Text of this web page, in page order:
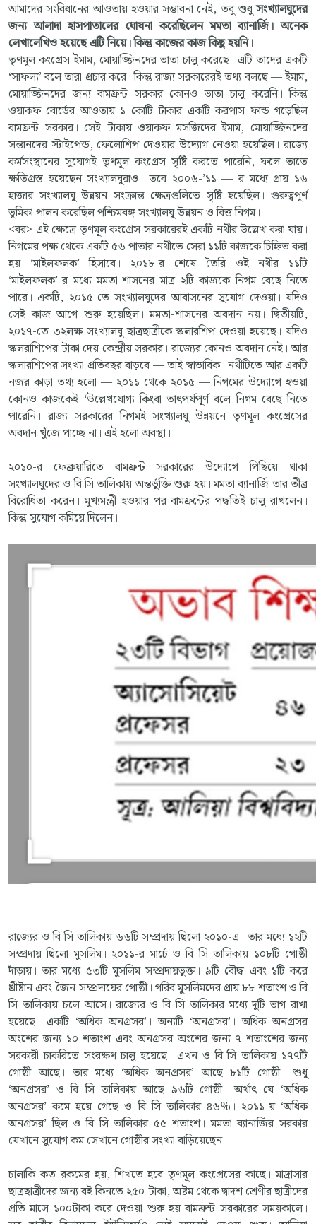
আমাদের সংবিধানের আওতায় হওয়ার সম্ভাবনা নেই, তবু শুধুসংখ্যালঘুদের
জন্য আলাদা হাসপাতালের ঘোষনা করেছিলেন মমতা ব্যানার্জি। অনেক
লেখালেখিও হয়েছে এটি নিয়ে। কিন্তু কাজের কাজ কিছু হয়নি।
তৃণমূল কংগ্রেস ইমাম, মোয়াজ্জিনদের ভাতা চালু করেছে। এটি তাদের একটি
‘সাফল্য’ বলে তারা প্রচার করে। কিন্তু রাজ্য সরকারেরই তথ্য বলছে — ইমাম,
মোয়াজ্জিনদের জন্য বামফ্রন্ট সরকার কোনও ভাতা চালু করেনি। কিন্তু
ওয়াকফ বোর্ডের আওতায় ১ কোটি টাকার একটি করপাস ফান্ড গড়েছিল
বামফ্রন্ট সরকার। সেই টাকায় ওয়াকফ মসজিদের ইমাম, মোয়াজ্জিনদের
সন্তানদের স্টাইপেন্ড, ফেলোশিপ দেওয়ার উদ্যোগ নেওয়া হয়েছিল। রাজ্যে
কর্মসংস্থানের সুযোগই তৃণমূল কংগ্রেস সৃষ্টি করতে পারেনি, ফলে তাতে
ক্ষতিগ্রস্ত হয়েছেন সংখ্যালঘুরাও। তবে ২০০৬-’১১ — র মধ্যে প্রায় ১৬
হাজার সংখ্যালঘু উন্নয়ন সংক্রান্ত ক্ষেত্রগুলিতে সৃষ্টি হয়েছিল। গুরুত্বপূর্ণ
ভূমিকা পালন করেছিল পশ্চিমবঙ্গ সংখ্যালঘু উন্নয়ন ও বিত্ত নিগম।
<বর> এই ক্ষেত্রে তৃণমূল কংগ্রেস সরকারেরই একটি নথীর উল্লেখ করা যায়।
নিগমের পক্ষ থেকে একটি ৫৬ পাতার নথীতে সেরা ১১টি কাজকে চিহ্নিত করা
হয় ‘মাইলফলক’ হিসাবে। ২০১৮-র শেষে তৈরি ওই নথীর ১১টি
‘মাইলফলক’-র মধ্যে মমতা-শাসনের মাত্র ২টি কাজকে নিগম বেছে নিতে
পারে। একটি, ২০১৫-তে সংখ্যালঘুদের আবাসনের সুযোগ দেওয়া। যদিও
সেই কাজ আগে শুরু হয়েছিল। মমতা-শাসনের অবদান নয়। দ্বিতীয়টি,
২০১৭-তে ৩২লক্ষ সংখ্যালঘু ছাত্রছাত্রীকে স্কলারশিপ দেওয়া হয়েছে। যদিও
স্কলরাশিপের টাকা দেয় কেন্দ্রীয় সরকার। রাজ্যের কোনও অবদান নেই। আর
স্কলারশিপের সংখ্যা প্রতিবছর বাড়বে — তাই স্বাভাবিক। নথীটিতে আর একটি
নজর কাড়া তথ্য হলো — ২০১১ থেকে ২০১৫ — নিগমের উদ্যোগে হওয়া
কোনও কাজকেই ‘উল্লেখযোগ্য কিংবা তাৎপর্যপূর্ণ বলে নিগম বেছে নিতে
পারেনি। রাজ্য সরকারের নিগমই সংখ্যালঘু উন্নয়নে তৃণমূল কংগ্রেসের
অবদান খুঁজে পাচ্ছে না। এই হলো অবস্থা।
২০১০-র ফেব্রুয়ারিতে বামফ্রন্ট সরকারের উদ্যোগে পিছিয়ে থাকা
সংখ্যালঘুদের ও বি সি তালিকায় অন্তর্ভুক্তি শুরু হয়। মমতা ব্যানার্জি তার তীব্র
বিরোধিতা করেন। মুখ্যমন্ত্রী হওয়ার পর বামফ্রন্টের পদ্ধতিই চালু রাখলেন।
কিন্তু সুযোগ কমিয়ে দিলেন।
রাজ্যের ও বি সি তালিকায় ৬৬টি সম্প্রদায় ছিলো ২০১০-এ। তার মধ্যে ১২টি
সম্প্রদায় ছিলো মুসলিম। ২০১১-র মার্চে ও বি সি তালিকায় ১০৮টি গোষ্ঠী
দাঁড়ায়। তার মধ্যে ৫৩টি মুসলিম সম্প্রদায়ভুক্ত। ৯টি বৌদ্ধ এবং ১টি করে
খ্রীষ্টান এবং জৈন সম্প্রদায়ের গোষ্ঠী। গরিব মুসলিমদের প্রায় ৮৮ শতাংশ ও বি
সি তালিকায় চলে আসে। রাজ্যের ও বি সি তালিকার মধ্যে দুটি ভাগ রাখা
হয়েছে। একটি ‘অধিক অনগ্রসর’। অন্যটি ‘অনগ্রসর’। অধিক অনগ্রসর
অংশের জন্য ১০ শতাংশ এবং অনগ্রসর অংশের জন্য ৭ শতাংশের জন্য
সরকারী চাকরিতে সংরক্ষণ চালু হয়েছে। এখন ও বি সি তালিকায় ১৭৭টি
গোষ্ঠী আছে। তার মধ্যে ‘অধিক অনগ্রসর’ আছে ৮১টি গোষ্ঠী। শুধু
‘অনগ্রসর’ ও বি সি তালিকায় আছে ৯৬টি গোষ্ঠী। অর্থাৎ যে ‘অধিক
অনগ্রসর’ কমে হয়ে গেছে ও বি সি তালিকার ৪৬%। ২০১১-য় ‘অধিক
অনগ্রসর’ ছিল ও বি সি তালিকার ৫৫ শতাংশ। মমতা ব্যানার্জির সরকার
যেখানে সুযোগ কম সেখানে গোষ্ঠীর সংখ্যা বাড়িয়েছেন।
চালাকি কত রকমের হয়, শিখতে হবে তৃণমূল কংগ্রেসের কাছে। মাদ্রাসার
ছাত্রছাত্রীদের জন্য বই কিনতে ২৫০ টাকা, অষ্টম থেকে দ্বাদশ শ্রেণীর ছাত্রীদের
প্রতি মাসে ১০০টাকা করে দেওয়া শুরু হয় বামফ্রন্ট সরকারের সময়কালে।